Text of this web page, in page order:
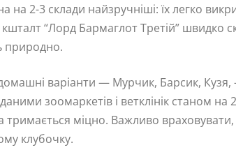
2-3 склади найзручніші: їх легко
кшталт “Лорд Бармаглот Третій” швидко
природно.
варіанти — Мурчик, Барсик,
зоомаркетів і ветклінік станом на
тримається міцно. Важливо
клубочку.